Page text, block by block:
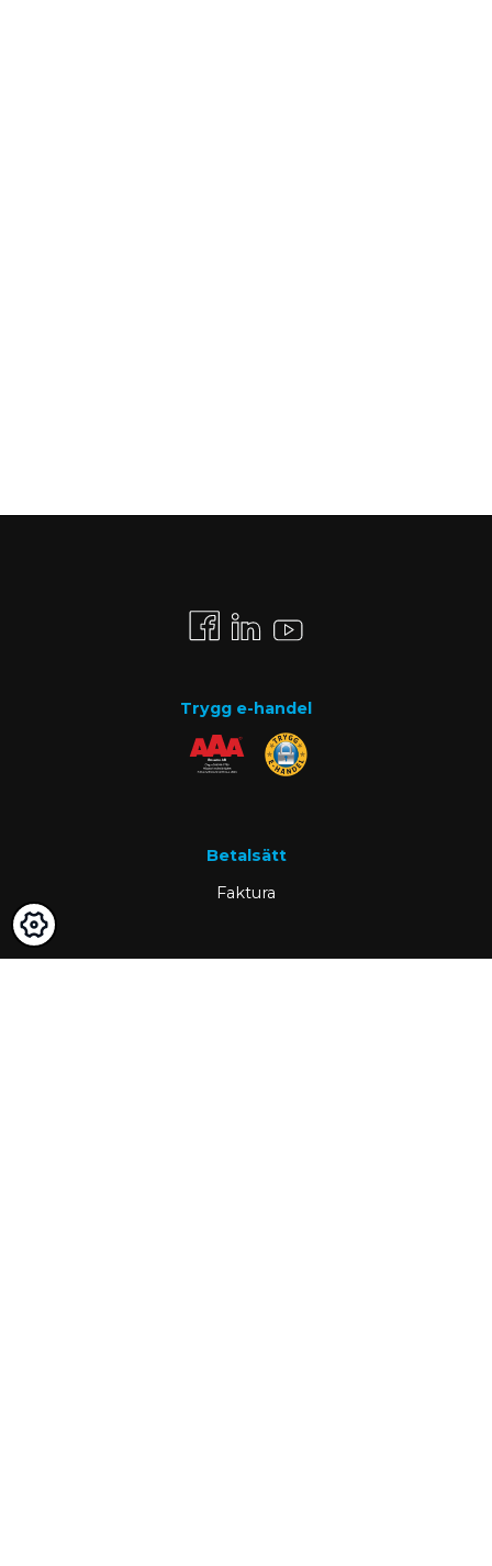
Trygg e-handel
Betalsätt
Faktura